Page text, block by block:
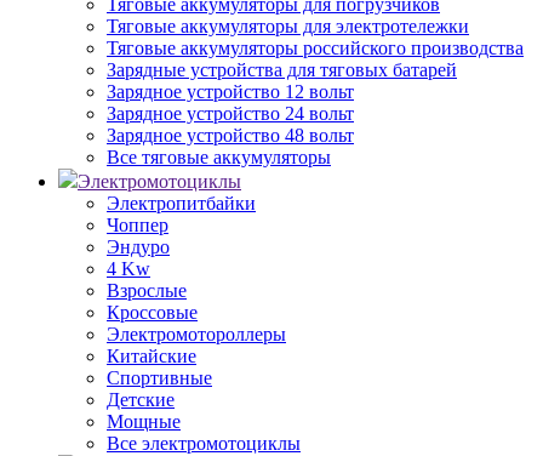
Тяговые аккумуляторы для погрузчиков
Тяговые аккумуляторы для электротележки
Тяговые аккумуляторы российского производства
Зарядные устройства для тяговых батарей
Зарядное устройство 12 вольт
Зарядное устройство 24 вольт
Зарядное устройство 48 вольт
Все тяговые аккумуляторы
Электромотоциклы
Электропитбайки
Чоппер
Эндуро
4 Kw
Взрослые
Кроссовые
Электромотороллеры
Китайские
Спортивные
Детские
Мощные
Все электромотоциклы